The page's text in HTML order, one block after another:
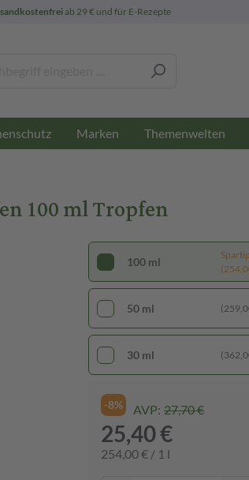
ab 29 € und für E-Rezepte
Marken Themenwelten
100 ml Tropfen
100 ml
50 ml
30 ml
-8% AVP: 27,70 €
25,40 €
254,00 € / 1 l